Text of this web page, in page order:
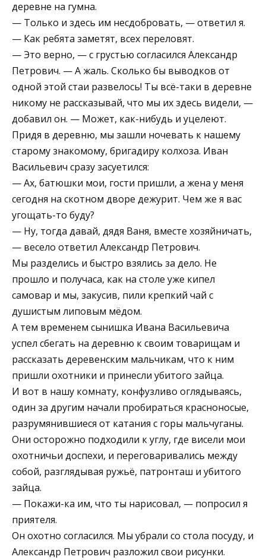
деревне на гумна.
— Только и здесь им несдобровать, — ответил я.
— Как ребята заметят, всех переловят.
— Это верно, — с грустью согласился Александр
Петрович. — А жаль. Сколько бы выводков от
одной этой стаи развелось! Ты всё-таки в деревне
никому не рассказывай, что мы их здесь видели, —
добавил он. — Может, как-нибудь и уцелеют.
Придя в деревню, мы зашли ночевать к нашему
старому знакомому, бригадиру колхоза. Иван
Васильевич сразу засуетился:
— Ах, батюшки мои, гости пришли, а жена у меня
сегодня на скотном дворе дежурит. Чем же я вас
угощать-то буду?
— Ну, тогда давай, дядя Ваня, вместе хозяйничать,
— весело ответил Александр Петрович.
Мы разделись и быстро взялись за дело. Не
прошло и получаса, как на столе уже кипел
самовар и мы, закусив, пили крепкий чай с
душистым липовым мёдом.
А тем временем сынишка Ивана Васильевича
успел сбегать на деревню к своим товарищам и
рассказать деревенским мальчикам, что к ним
пришли охотники и принесли убитого зайца.
И вот в нашу комнату, конфузливо оглядываясь,
один за другим начали пробираться красноносые,
разрумянившиеся от катания с горы мальчуганы.
Они осторожно подходили к углу, где висели мои
охотничьи доспехи, и переговаривались между
собой, разглядывая ружьё, патронташ и убитого
зайца.
— Покажи-ка им, что ты нарисовал, — попросил я
приятеля.
Он охотно согласился. Мы убрали со стола посуду, и
Александр Петрович разложил свои рисунки.